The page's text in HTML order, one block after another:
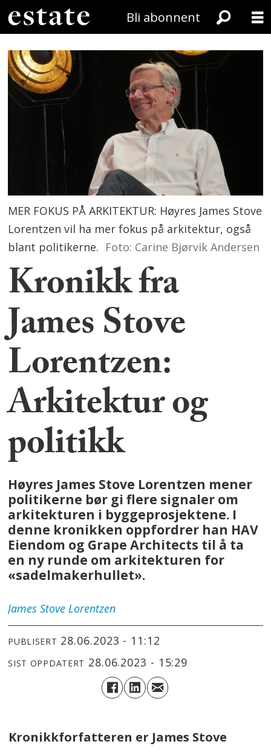
Bli abonnent
MER FOKUS PÅ ARKITEKTUR: Høyres James Stove
Lorentzen vil ha mer fokus på arkitektur, også
blant politikerne. Foto: Carine Bjørvik Andersen
Kronikk fra
James Stove
Lorentzen:
Arkitektur og
politikk
Høyres James Stove Lorentzen mener
politikerne bør gi flere signaler om
arkitekturen i byggeprosjektene. I
denne kronikken oppfordrer han HAV
Eiendom og Grape Architects til å ta
en ny runde om arkitekturen for
«sadelmakerhullet».
James Stove Lorentzen
PUBLISERT 28.06.2023 - 11:12
SIST OPPDATERT 28.06.2023 - 15:29
Kronikkforfatteren er James Stove